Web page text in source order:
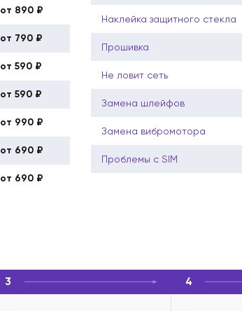
от 890 ₽
от 790 ₽
от 590 ₽
от 590 ₽
от 990 ₽
от 690 ₽
от 690 ₽
Наклейка защитного стекла
Прошивка
Не ловит сеть
Замена шлейфов
Замена вибромотора
Проблемы с SIM
3 4